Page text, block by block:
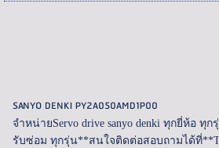
SANYO DENKI PY2A050AMD1P00
จำหน่ายServo drive sanyo denki ทุกยี่ห้อ ทุ
รับซ่อม ทุกรุ่น**สนใจติดต่อสอบถามได้ที่